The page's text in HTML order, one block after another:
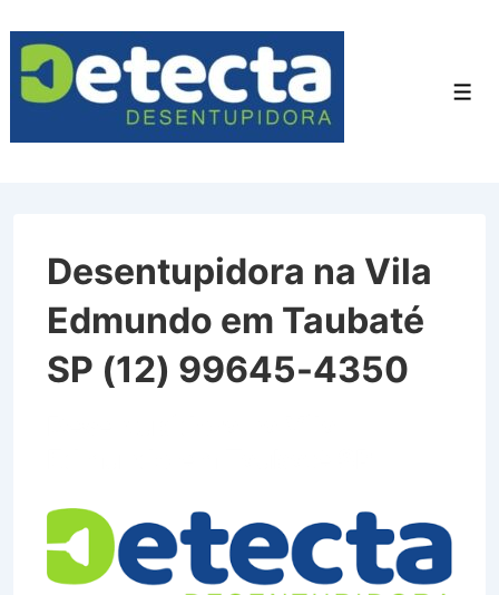
para
Conteúdo
Desentupidora na Vila
Edmundo em Taubaté
SP (12) 99645-4350